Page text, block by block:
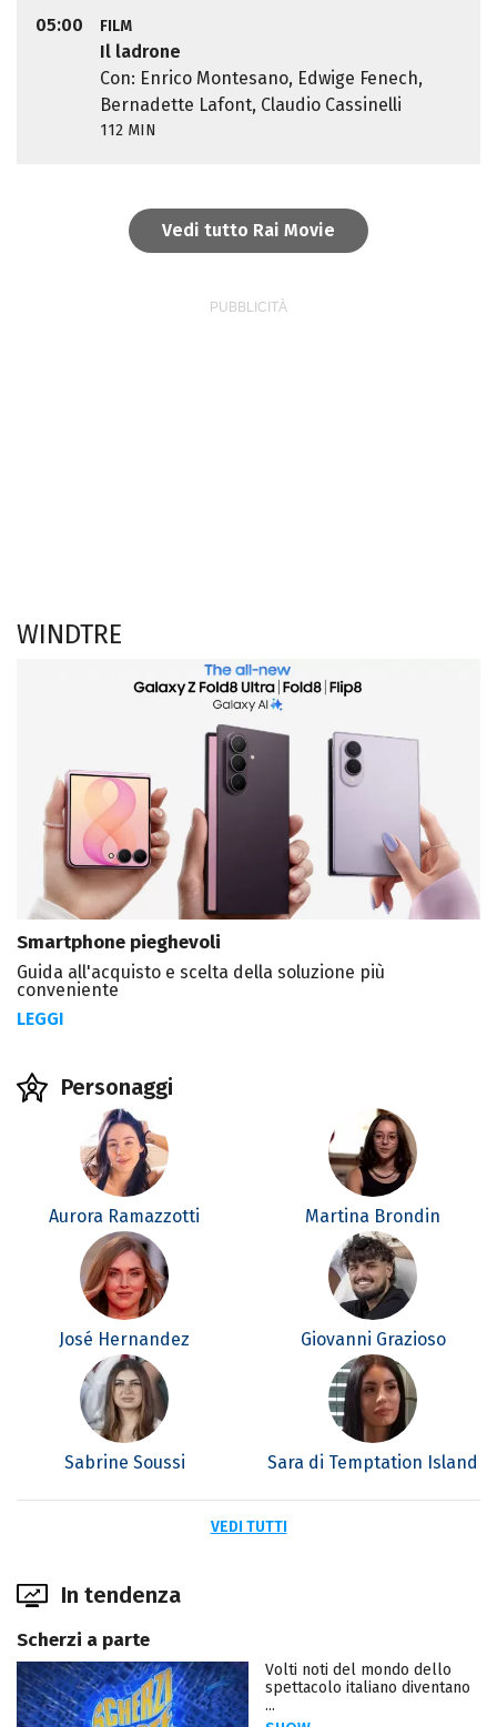
05:00 FILM
Il ladrone
Con: Enrico Montesano, Edwige Fenech,
Bernadette Lafont, Claudio Cassinelli
112 MIN
Vedi tutto Rai Movie
WINDTRE
Smartphone pieghevoli
Guida all'acquisto e scelta della soluzione più
conveniente
LEGGI
Personaggi
Aurora Ramazzotti Martina Brondin
José Hernandez Giovanni Grazioso
Sabrine Soussi Sara di Temptation Island
VEDI TUTTI
In tendenza
Scherzi a parte
Volti noti del mondo dello
spettacolo italiano diventano
...